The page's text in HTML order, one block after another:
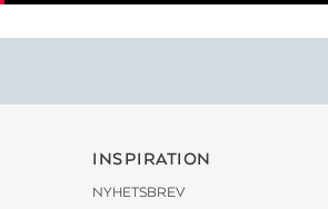
INSPIRATION
NYHETSBREV